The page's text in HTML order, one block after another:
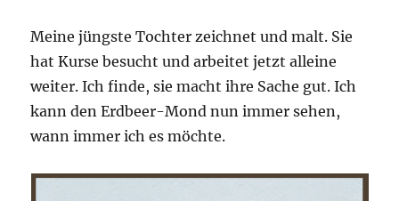
Meine jüngste Tochter zeichnet und malt. Sie
hat Kurse besucht und arbeitet jetzt alleine
weiter. Ich finde, sie macht ihre Sache gut. Ich
kann den Erdbeer-Mond nun immer sehen,
wann immer ich es möchte.